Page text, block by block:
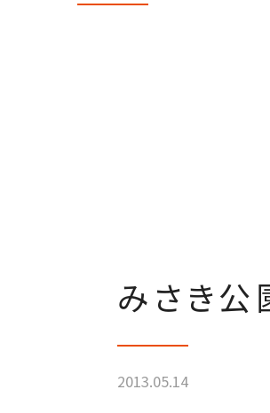
みさき公
2013.05.14